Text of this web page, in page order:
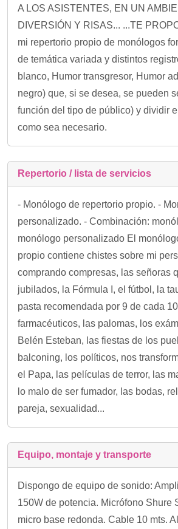
A LOS ASISTENTES, EN UN
DIVERSIÓN Y RISAS... ...TE
mi repertorio propio de monólogos
de temática variada y distintos
blanco, Humor transgresor, Humor
negro) que, si se desea, se pueden
función del tipo de público) y dividir
como sea necesario.
Repertorio / lista de servicios
- Monólogo de repertorio propio. -
personalizado. - Combinación:
monólogo personalizado El
propio contiene chistes sobre mi
comprando compresas, las señoras
jubilados, la Fórmula I, el fútbol, la
pasta recomendada por 9 de cada
farmacéuticos, las palomas, los
Belén Esteban, las fiestas de los
balconing, los políticos, nos
el Papa, las películas de terror, las
lo malo de ser fumador, las bodas,
pareja, sexualidad...
Equipo, montaje y transporte
Dispongo de equipo de sonido:
150W de potencia. Micrófono Shure
micro base redonda. Cable 10 mts.